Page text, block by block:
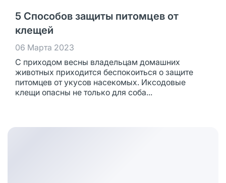
5 Способов защиты питомцев от
клещей
06 Марта 2023
С приходом весны владельцам домашних
животных приходится беспокоиться о защите
питомцев от укусов насекомых. Иксодовые
клещи опасны не только для соба...